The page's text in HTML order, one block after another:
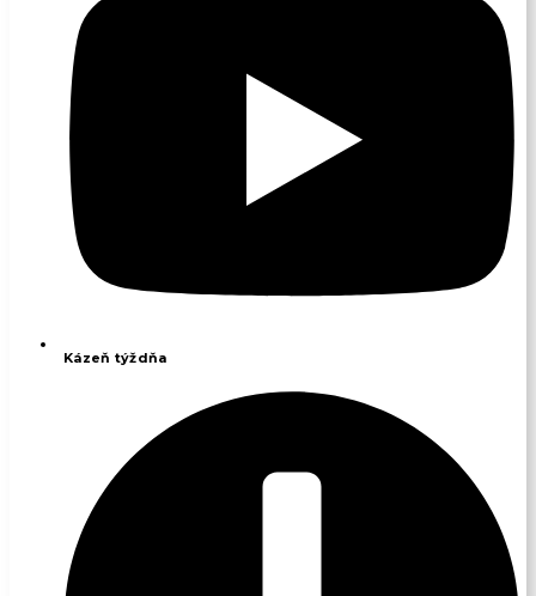
Kázeň týždňa